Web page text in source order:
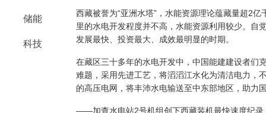
储能
科技
西藏被誉为“亚洲水塔”，水能资源理论蕴藏量超2
里的水电开发程度并不高，水能资源利用较少。
自
发展最快、投资最大、成效最明显的时期。
在藏区三十多年的水电开发中，中国能建建设者们
难题，采用先进工艺， 将滔滔江水化为清洁电力 ，
的高压电网，将丰沛水电输送至中东部地区，助力
——加查水电站2号机组创下西藏装机最快速度纪录